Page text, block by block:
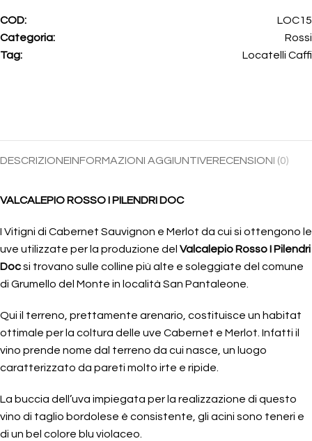
COD:
LOC15
Categoria:
Rossi
Tag:
Locatelli Caffi
DESCRIZIONEINFORMAZIONI AGGIUNTIVERECENSIONI (0)
VALCALEPIO ROSSO I PILENDRI DOC
I Vitigni di Cabernet Sauvignon e Merlot da cui si ottengono le
uve utilizzate per la produzione del Valcalepio Rosso I Pilendri
Docsi trovano sulle colline più alte e soleggiate del comune
di Grumello del Monte in località San Pantaleone.
Qui il terreno, prettamente arenario, costituisce un habitat
ottimale per la coltura delle uve Cabernet e Merlot. Infatti il
vino prende nome dal terreno da cui nasce, un luogo
caratterizzato da pareti molto irte e ripide.
La buccia dell’uva impiegata per la realizzazione di questo
vino di taglio bordolese è consistente, gli acini sono teneri e
di un bel colore blu violaceo.